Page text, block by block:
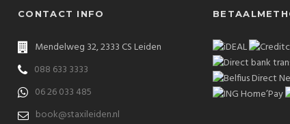
CONTACT INFO
Mendelweg 32, 2333 CS Leiden
088 633 3333
06 26 033 485
book@staxileiden.nl